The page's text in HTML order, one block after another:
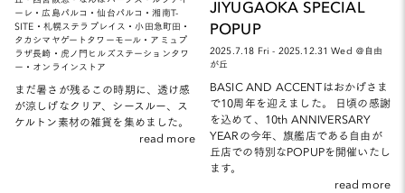
ーレ・広島パルコ・仙台パルコ・湘南T-
SITE・札幌ステラプレイス・小田急町田・
タカシマヤゲートタワーモール・アミュプ
ラザ長崎・虎ノ門ヒルズステーションタワ
ー・オンラインストア
まだ暑さが残るこの時期に、透け感
が涼しげなクリア、シースルー、ス
ケルトン素材の雑貨を集めました。
read more
JIYUGAOKA SPECIAL
POPUP
2025.7.18 Fri - 2025.12.31 Wed ＠自由
が丘
BASIC AND ACCENTはおかげさま
で10周年を迎えました。 日頃の感謝
を込めて、10th ANNIVERSARY
YEARの今年、旗艦店である自由が
丘店での特別なPOPUPを開催いたし
ます。
read more